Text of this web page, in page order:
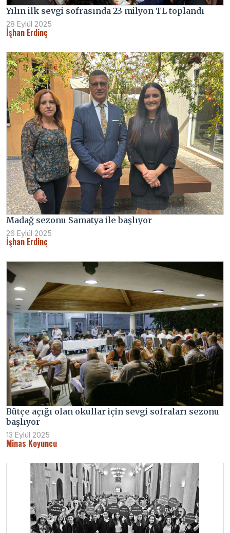
Yılın ilk sevgi sofrasında 23 milyon TL toplandı
28 Eylül 2025
İşhan Erdinç
Madağ sezonu Samatya ile başlıyor
26 Eylül 2025
İşhan Erdinç
Bütçe açığı olan okullar için sevgi sofraları sezonu
başlıyor
13 Eylül 2025
Minas Koyuncu